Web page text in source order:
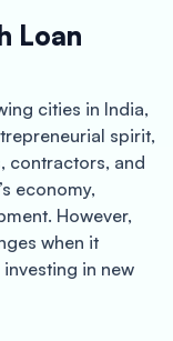
Loan
cities in India,
spirit,
contractors, and
economy,
However,
when it
in new